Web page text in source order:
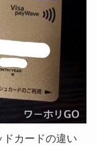
ドカードの違い